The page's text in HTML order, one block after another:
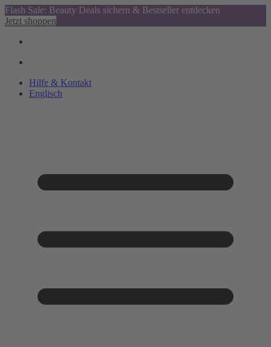
Flash Sale: Beauty Deals sichern & Bestseller entdecken
Jetzt shoppen
Hilfe & Kontakt
Englisch